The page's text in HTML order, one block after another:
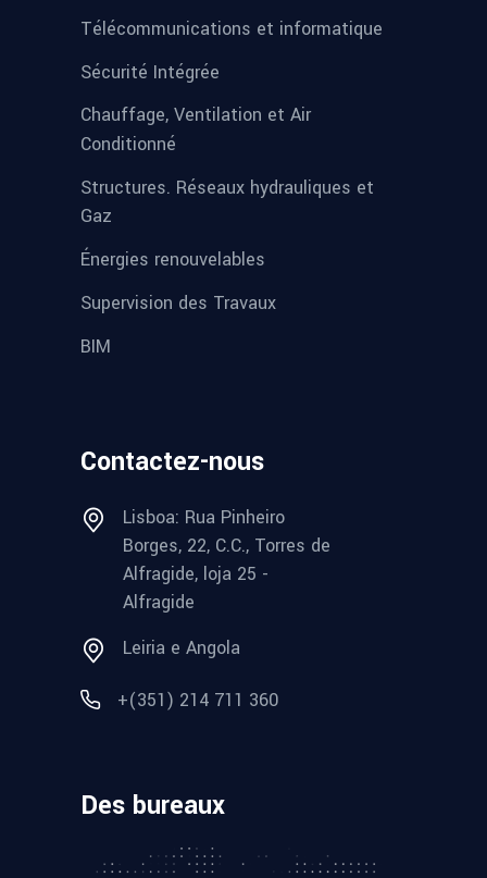
Télécommunications et informatique
Sécurité Intégrée
Chauffage, Ventilation et Air
Conditionné
Structures. Réseaux hydrauliques et
Gaz
Énergies renouvelables
Supervision des Travaux
BIM
Contactez-nous
Lisboa: Rua Pinheiro
Borges, 22, C.C., Torres de
Alfragide, loja 25 -
Alfragide
Leiria e Angola
+(351) 214 711 360
Des bureaux